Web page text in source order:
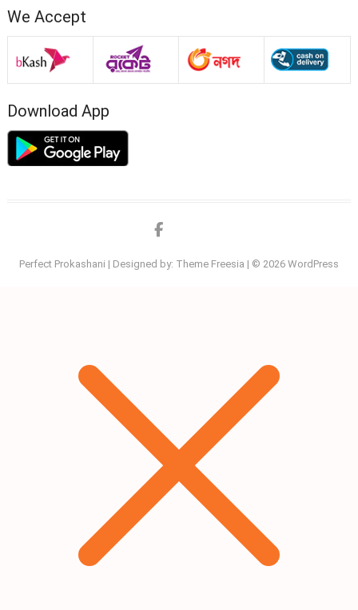
We Accept
Download App
Facebook
Perfect Prokashani | Designed by: Theme Freesia | © 2026 WordPress